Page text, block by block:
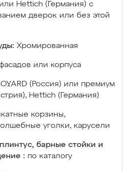
Hettich (Германия) с
дверок или без этой
Хромированная
или корпуса
(Россия) или премиум
Hettich (Германия)
корзины,
уголки, карусели
барные стойки и
: по каталогу